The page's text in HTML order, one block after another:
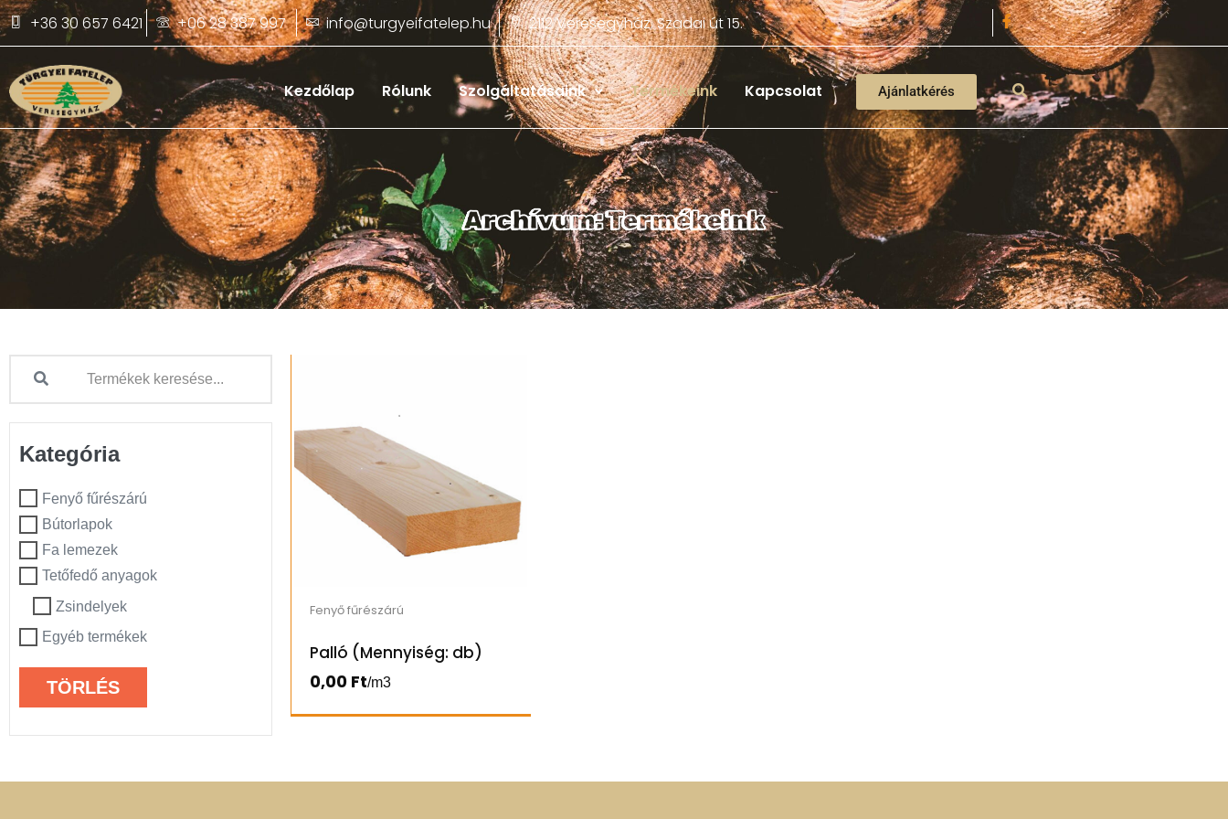
+36 30 657 6421 +06 28 387 997 info@turgyeifatelep.hu 2112 Veresegyház, Szadai út 15.
Kezdőlap Rólunk Szolgáltatásaink Termékeink Kapcsolat Ajánlatkérés
Archívum:Termékeink
Kategória
Fenyő fűrészárú
Bútorlapok
Fa lemezek
Tetőfedő anyagok
Zsindelyek
Egyéb termékek
TÖRLÉS
Fenyő fűrészárú
Palló (Mennyiség: db)
0,00 Ft/m3